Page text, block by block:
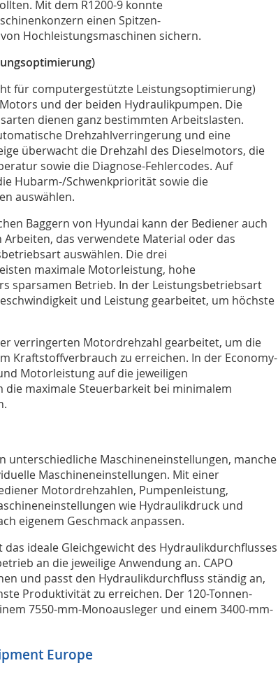
Mit dem R1200-9 konnte
einen Spitzen-
Hochleistungsmaschinen sichern.
für computergestützte Leistungsoptimierung)
und der beiden Hydraulikpumpen. Die
dienen ganz bestimmten Arbeitslasten.
Drehzahlverringerung und eine
überwacht die Drehzahl des Dieselmotors, die
sowie die Diagnose-Fehlercodes. Auf
Hubarm-/Schwenkpriorität sowie die
auswählen.
Baggern von Hyundai kann der Bediener auch
das verwendete Material oder das
auswählen. Die drei
maximale Motorleistung, hohe
sparsamen Betrieb. In der Leistungsbetriebsart
und Leistung gearbeitet, um höchste
verringerten Motordrehzahl gearbeitet, um die
Kraftstoffverbrauch zu erreichen. In der Economy-
Motorleistung auf die jeweiligen
die maximale Steuerbarkeit bei minimalem
unterschiedliche Maschineneinstellungen, manche
Maschineneinstellungen. Mit einer
Motordrehzahlen, Pumpenleistung,
wie Hydraulikdruck und
eigenem Geschmack anpassen.
ideale Gleichgewicht des Hydraulikdurchflusses
an die jeweilige Anwendung an. CAPO
und passt den Hydraulikdurchfluss ständig an,
Produktivität zu erreichen. Der 120-Tonnen-
7550-mm-Monoausleger und einem 3400-mm-
Europe